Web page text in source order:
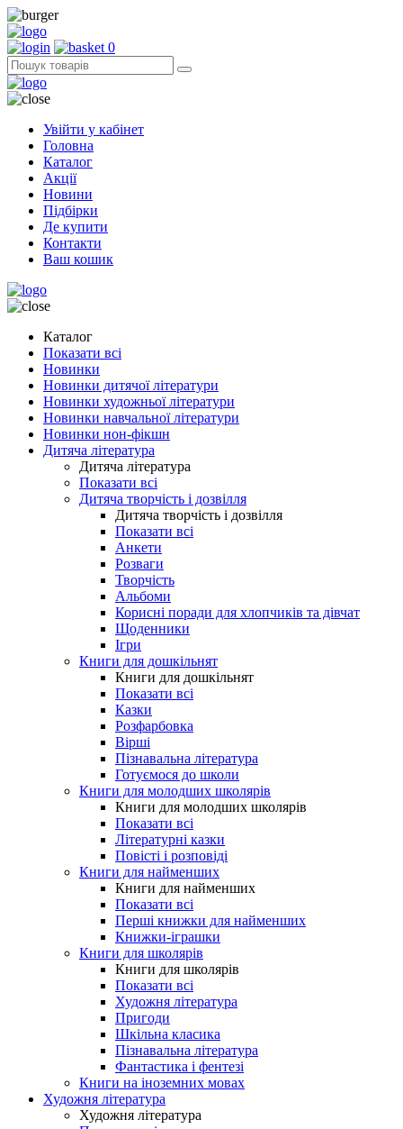
0
Увійти у кабінет
Головна
Каталог
Акції
Новини
Підбірки
Де купити
Контакти
Ваш кошик
Каталог
Показати всі
Новинки
Новинки дитячої літератури
Новинки художньої літератури
Новинки навчальної літератури
Новинки нон-фікшн
Дитяча література
Дитяча література
Показати всі
Дитяча творчість і дозвілля
Дитяча творчість і дозвілля
Показати всі
Анкети
Розваги
Творчість
Альбоми
Корисні поради для хлопчиків та дівчат
Щоденники
Ігри
Книги для дошкільнят
Книги для дошкільнят
Показати всі
Казки
Розфарбовка
Вірші
Пізнавальна література
Готуємося до школи
Книги для молодших школярів
Книги для молодших школярів
Показати всі
Літературні казки
Повісті і розповіді
Книги для найменших
Книги для найменших
Показати всі
Перші книжки для найменших
Книжки-іграшки
Книги для школярів
Книги для школярів
Показати всі
Художня література
Пригоди
Шкільна класика
Пізнавальна література
Фантастика і фентезі
Книги на іноземних мовах
Художня література
Художня література